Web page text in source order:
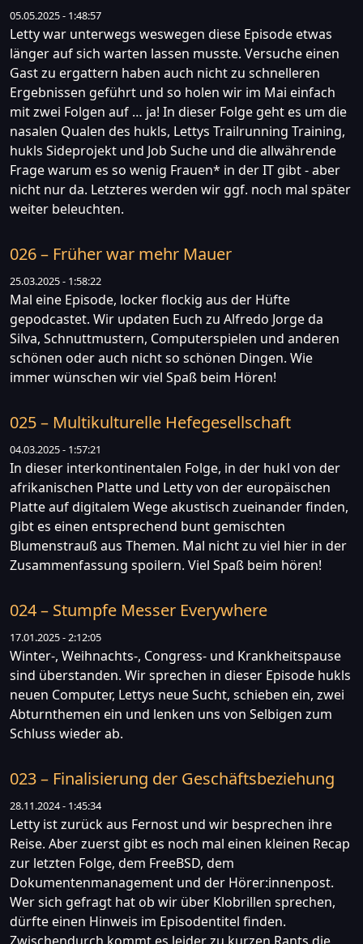
05.05.2025 - 1:48:57
Letty war unterwegs weswegen diese Episode etwas
länger auf sich warten lassen musste. Versuche einen
Gast zu ergattern haben auch nicht zu schnelleren
Ergebnissen geführt und so holen wir im Mai einfach
mit zwei Folgen auf … ja! In dieser Folge geht es um die
nasalen Qualen des hukls, Lettys Trailrunning Training,
hukls Sideprojekt und Job Suche und die allwährende
Frage warum es so wenig Frauen* in der IT gibt - aber
nicht nur da. Letzteres werden wir ggf. noch mal später
weiter beleuchten.
026 – Früher war mehr Mauer
25.03.2025 - 1:58:22
Mal eine Episode, locker flockig aus der Hüfte
gepodcastet. Wir updaten Euch zu Alfredo Jorge da
Silva, Schnuttmustern, Computerspielen und anderen
schönen oder auch nicht so schönen Dingen. Wie
immer wünschen wir viel Spaß beim Hören!
025 – Multikulturelle Hefegesellschaft
04.03.2025 - 1:57:21
In dieser interkontinentalen Folge, in der hukl von der
afrikanischen Platte und Letty von der europäischen
Platte auf digitalem Wege akustisch zueinander finden,
gibt es einen entsprechend bunt gemischten
Blumenstrauß aus Themen. Mal nicht zu viel hier in der
Zusammenfassung spoilern. Viel Spaß beim hören!
024 – Stumpfe Messer Everywhere
17.01.2025 - 2:12:05
Winter-, Weihnachts-, Congress- und Krankheitspause
sind überstanden. Wir sprechen in dieser Episode hukls
neuen Computer, Lettys neue Sucht, schieben ein, zwei
Abturnthemen ein und lenken uns von Selbigen zum
Schluss wieder ab.
023 – Finalisierung der Geschäftsbeziehung
28.11.2024 - 1:45:34
Letty ist zurück aus Fernost und wir besprechen ihre
Reise. Aber zuerst gibt es noch mal einen kleinen Recap
zur letzten Folge, dem FreeBSD, dem
Dokumentenmanagement und der Hörer:innenpost.
Wer sich gefragt hat ob wir über Klobrillen sprechen,
dürfte einen Hinweis im Episodentitel finden.